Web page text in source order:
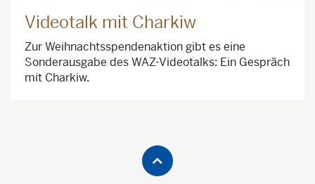
Videotalk mit Charkiw
Zur Weihnachtsspendenaktion gibt es eine
Sonderausgabe des WAZ-Videotalks: Ein Gespräch
mit Charkiw.